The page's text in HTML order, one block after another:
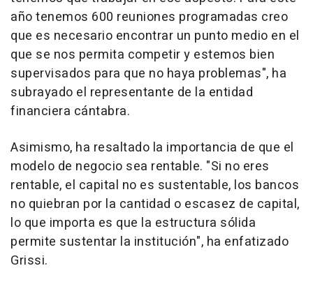
año tenemos 600 reuniones programadas creo
que es necesario encontrar un punto medio en el
que se nos permita competir y estemos bien
supervisados para que no haya problemas", ha
subrayado el representante de la entidad
financiera cántabra.
Asimismo, ha resaltado la importancia de que el
modelo de negocio sea rentable. "Si no eres
rentable, el capital no es sustentable, los bancos
no quiebran por la cantidad o escasez de capital,
lo que importa es que la estructura sólida
permite sustentar la institución", ha enfatizado
Grissi.